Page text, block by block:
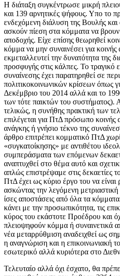
Η διάταξη συγκέντρωσε μικρή
και 139 αρνητικές ψήφους. Υπο το
ενδεχόμενη διάλυση της Βουλής
ασκούν πίεση στα κόμματα να
αποδοχής. Είχε επίσης θεωρηθεί
κόμμα να μην συναινέσει για
εκμεταλλευτεί την δυνατότητα της
προσφυγής στις κάλπες. Το τραγικό
συναίνεσης έχει παρατηρηθεί σε
πολιτικοκοινωνικών κρίσεων όπως
Δεκέμβριο του 2014 αλλά και το
των τότε παικτών του συστήματος).
τελικώς, η συνήθης πρακτική των
επιλέγεται για ΠτΔ πρόσωπο κοινής
ανάγκης ή γνήσιο τέκνο της
άρθρο επιτρέπει κομματικό ΠτΔ
«συγκατοίκησης» με αντιθέτου
συμπεράσματα των επόμενων
αναπτυχθεί στο θέμα αυτό και
απλώς επιστρέψαμε στις δεκαετίες
ΠτΔ έχει ως κύριο έργο του να είναι
ασκώντας την λεγόμενη
ίσες αποστάσεις από όλα τα
κάνει με την προσωπικότητα, τις
κύρος του εκάστοτε Προέδρου και
πλειοψηφούν κόμμα ή συναινετικά
νέα μεταρρύθμιση αναδειχθεί ως
η αναγνώριση και η επικοινωνιακή
εσωτερικό αλλά κυριότερα στο
Τελευταίο αλλά όχι έσχατο, θα